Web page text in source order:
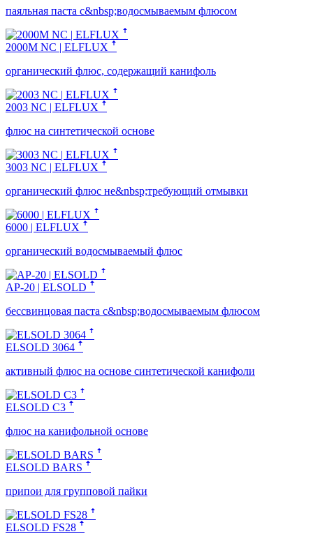
паяльная паста с&nbsp;водосмываемым флюсом
2000M NC | ELFLUX ꜛ
органический флюс, содержащий канифоль
2003 NC | ELFLUX ꜛ
флюс на синтетической основе
3003 NC | ELFLUX ꜛ
органический флюс не&nbsp;требующий отмывки
6000 | ELFLUX ꜛ
органический водосмываемый флюс
AP-20 | ELSOLD ꜛ
бессвинцовая паста с&nbsp;водосмываемым флюсом
ELSOLD 3064 ꜛ
активный флюс на основе синтетической канифоли
ELSOLD C3 ꜛ
флюс на канифольной основе
ELSOLD BARS ꜛ
припои для групповой пайки
ELSOLD FS28 ꜛ